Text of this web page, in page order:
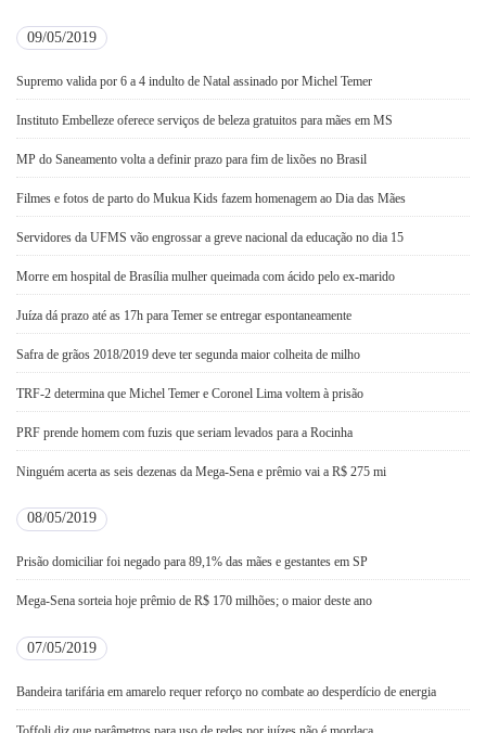
09/05/2019
Supremo valida por 6 a 4 indulto de Natal assinado por Michel Temer
Instituto Embelleze oferece serviços de beleza gratuitos para mães em MS
MP do Saneamento volta a definir prazo para fim de lixões no Brasil
Filmes e fotos de parto do Mukua Kids fazem homenagem ao Dia das Mães
Servidores da UFMS vão engrossar a greve nacional da educação no dia 15
Morre em hospital de Brasília mulher queimada com ácido pelo ex-marido
Juíza dá prazo até as 17h para Temer se entregar espontaneamente
Safra de grãos 2018/2019 deve ter segunda maior colheita de milho
TRF-2 determina que Michel Temer e Coronel Lima voltem à prisão
PRF prende homem com fuzis que seriam levados para a Rocinha
Ninguém acerta as seis dezenas da Mega-Sena e prêmio vai a R$ 275 mi
08/05/2019
Prisão domiciliar foi negado para 89,1% das mães e gestantes em SP
Mega-Sena sorteia hoje prêmio de R$ 170 milhões; o maior deste ano
07/05/2019
Bandeira tarifária em amarelo requer reforço no combate ao desperdício de energia